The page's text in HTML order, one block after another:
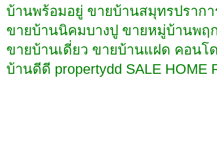
บ้านพร้อมอยู่ ขายบ้านสมุทรปราก
ขายบ้านนิคมบางปู ขายหมู่บ้านพฤ
ขายบ้านเดี่ยว ขายบ้านแฝด คอนโ
บ้านดีดี propertydd SALE HOME